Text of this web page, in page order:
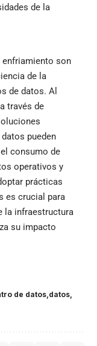
de la
enfriamiento son
de la
de datos. Al
través de
pueden
consumo de
operativos y
prácticas
es crucial para
la infraestructura
su impacto
de datos datos